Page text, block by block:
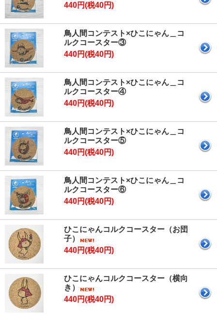
440円(税40円)
鳥人間コンテスト×ひこにゃん＿コ
ルクコースター③
440円(税40円)
鳥人間コンテスト×ひこにゃん＿コ
ルクコースター④
440円(税40円)
鳥人間コンテスト×ひこにゃん＿コ
ルクコースター⑤
440円(税40円)
鳥人間コンテスト×ひこにゃん＿コ
ルクコースター⑥
440円(税40円)
ひこにゃんコルクコースター（お団
子）
440円(税40円)
ひこにゃんコルクコースター（横向
き）
440円(税40円)